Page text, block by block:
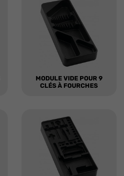
MODULE VIDE POUR 9
CLÉS À FOURCHES